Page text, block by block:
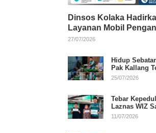
Dinsos Kolaka
Layanan Mobil
Gratis bagi Pasien
27/07/2026
Hidup
Pak Kallang
Bantuan dari
25/07/2026
Tebar
Laznas WIZ
Anak Yatim
11/07/2026